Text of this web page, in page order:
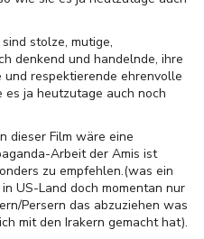
stolze, mutige,
denkend und handelnde, ihre
respektierende ehrenvolle
es ja heutzutage auch noch
dieser Film wäre eine
Arbeit der Amis ist
zu empfehlen.(was ein
US-Land doch momentan nur
Persern das abzuziehen was
mit den Irakern gemacht hat).